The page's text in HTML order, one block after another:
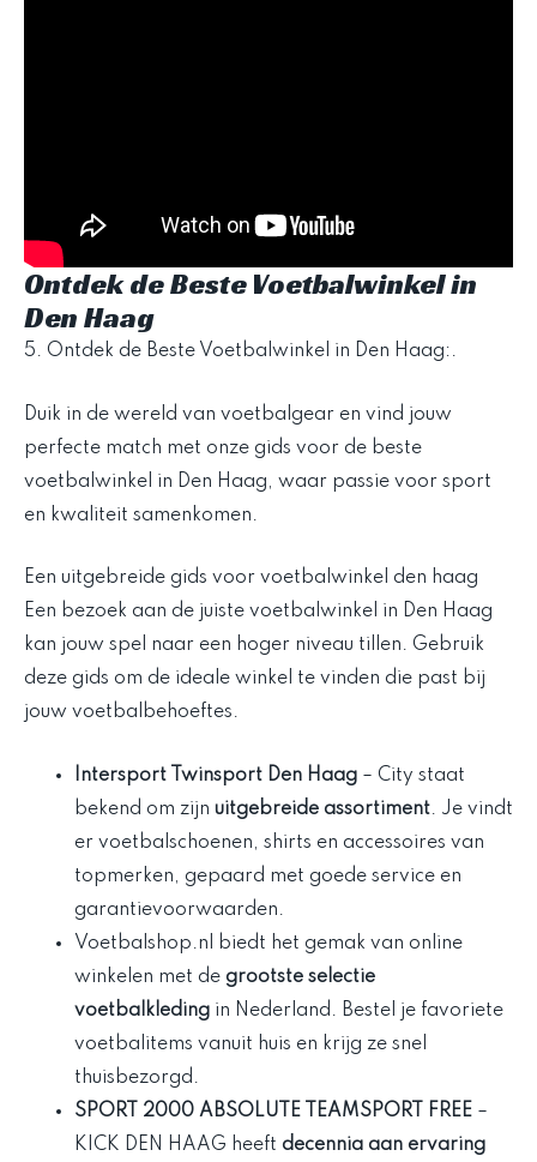
Ontdek de Beste Voetbalwinkel in
Den Haag
5. Ontdek de Beste Voetbalwinkel in Den Haag:.
Duik in de wereld van voetbalgear en vind jouw
perfecte match met onze gids voor de beste
voetbalwinkel in Den Haag, waar passie voor sport
en kwaliteit samenkomen.
Een uitgebreide gids voor voetbalwinkel den haag
Een bezoek aan de juiste voetbalwinkel in Den Haag
kan jouw spel naar een hoger niveau tillen. Gebruik
deze gids om de ideale winkel te vinden die past bij
jouw voetbalbehoeftes.
Intersport Twinsport Den Haag – City staat
bekend om zijn uitgebreide assortiment. Je vindt
er voetbalschoenen, shirts en accessoires van
topmerken, gepaard met goede service en
garantievoorwaarden.
Voetbalshop.nl biedt het gemak van online
winkelen met de grootste selectie
voetbalkleding in Nederland. Bestel je favoriete
voetbalitems vanuit huis en krijg ze snel
thuisbezorgd.
SPORT 2000 ABSOLUTE TEAMSPORT FREE –
KICK DEN HAAG heeft decennia aan ervaring